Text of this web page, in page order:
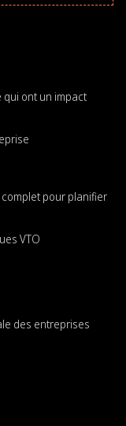
ont un impact
pour planifier
VTO
des entreprises